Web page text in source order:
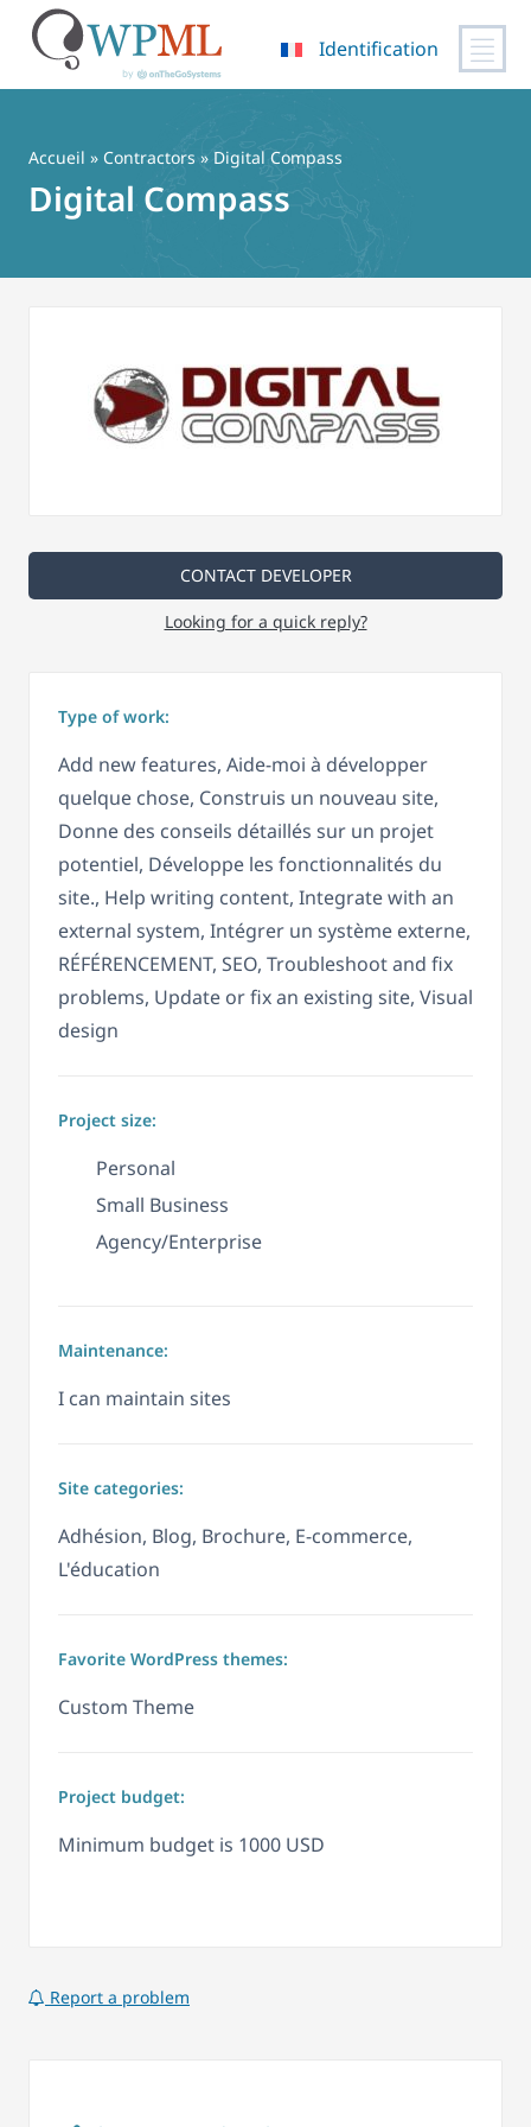
contenu
Identification
Accueil » Contractors » Digital Compass
Digital Compass
CONTACT DEVELOPER
Looking for a quick reply?
Type of work:
Add new features, Aide-moi à développer
quelque chose, Construis un nouveau site,
Donne des conseils détaillés sur un projet
potentiel, Développe les fonctionnalités du
site., Help writing content, Integrate with an
external system, Intégrer un système externe,
RÉFÉRENCEMENT, SEO, Troubleshoot and fix
problems, Update or fix an existing site, Visual
design
Project size:
Personal
Small Business
Agency/Enterprise
Maintenance:
I can maintain sites
Site categories:
Adhésion, Blog, Brochure, E-commerce,
L'éducation
Favorite WordPress themes:
Custom Theme
Project budget:
Minimum budget is 1000 USD
Report a problem